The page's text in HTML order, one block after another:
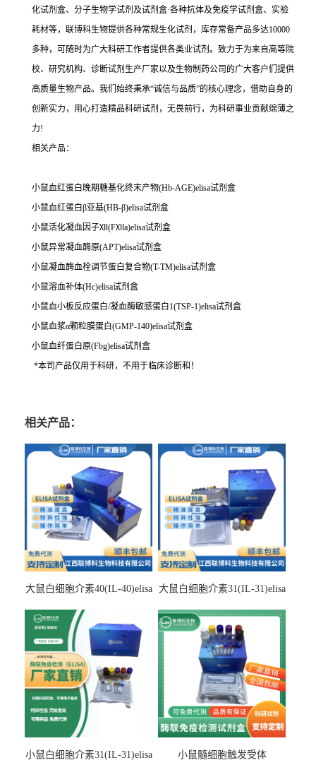
化试剂盒、分子生物学试剂及试剂盒·各种抗体及免疫学试剂盒、实验
耗材等，联博科生物提供各种常规生化试剂，库存常备产品多达10000
多种，可随时为广大科研工作者提供各类业试剂。致力于为来自高等院
校、研究机构、诊断试剂生产厂家以及生物制药公司的广大客户们提供
高质量生物产品。我们始终秉承“诚信与品质”的核心理念，借助自身的
创新实力，用心打造精品科研试剂，无畏前行，为科研事业贡献绵薄之
力!
相关产品：
小鼠血红蛋白晚期糖基化终末产物(Hb-AGE)elisa试剂盒
小鼠血红蛋白β亚基(HB-β)elisa试剂盒
小鼠活化凝血因子Ⅻ(FⅫa)elisa试剂盒
小鼠异常凝血酶原(APT)elisa试剂盒
小鼠凝血酶血栓调节蛋白复合物(T-TM)elisa试剂盒
小鼠溶血补体(Hc)elisa试剂盒
小鼠血小板反应蛋白/凝血酶敏感蛋白1(TSP-1)elisa试剂盒
小鼠血浆α颗粒膜蛋白(GMP-140)elisa试剂盒
小鼠血纤蛋白原(Fbg)elisa试剂盒
*本司产品仅用于科研，不用于临床诊断和！
相关产品：
大鼠白细胞介素40(IL-40)elisa
大鼠白细胞介素31(IL-31)elisa
小鼠白细胞介素31(IL-31)elisa
小鼠髓细胞触发受体